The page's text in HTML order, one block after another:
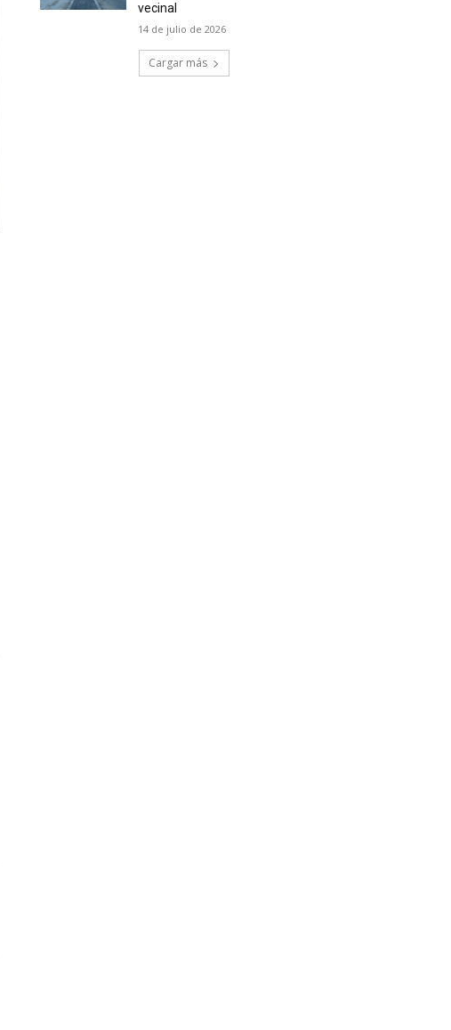
vecinal
14 de julio de 2026
Cargar más